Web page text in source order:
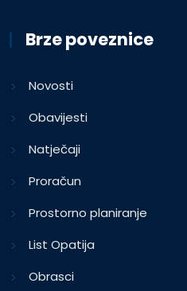
Brze poveznice
Novosti
Obavijesti
Natječaji
Proračun
Prostorno planiranje
List Opatija
Obrasci